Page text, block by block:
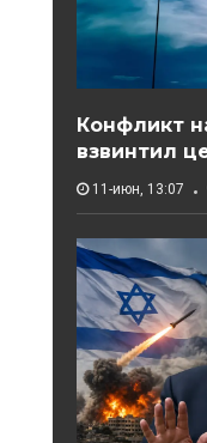
Конфликт
взвинтил
11-июн, 13:07